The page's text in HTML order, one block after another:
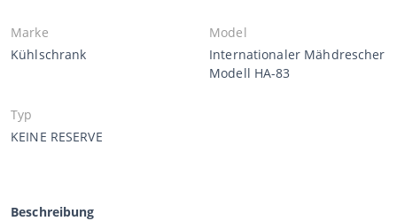
Marke
Kühlschrank
Model
Internationaler Mähdrescher
Modell HA-83
Typ
KEINE RESERVE
Beschreibung